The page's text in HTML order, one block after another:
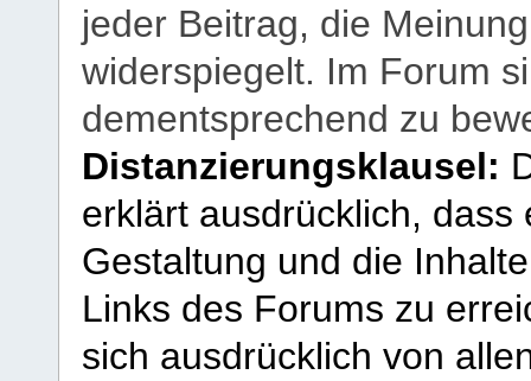
jeder Beitrag, die
widerspiegelt. Im Forum
dementsprechend zu
Distanzierungsklausel:
erklärt ausdrücklich,
Gestaltung und die
Links des Forums zu
sich ausdrücklich von